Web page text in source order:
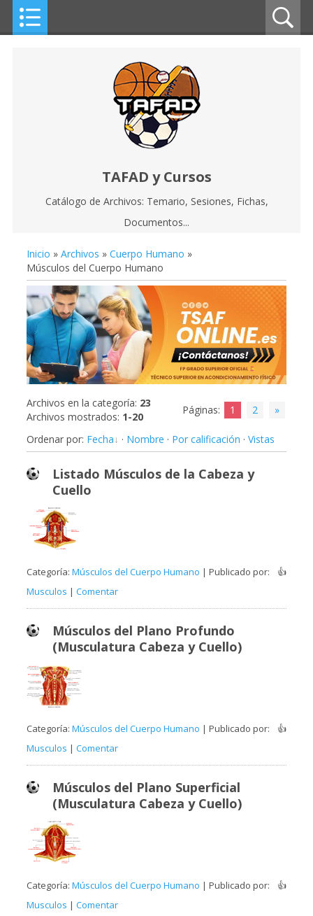
TAFAD y Cursos
Catálogo de Archivos: Temario, Sesiones, Fichas,
Documentos...
Inicio » Archivos » Cuerpo Humano »
Músculos del Cuerpo Humano
Archivos en la categoría: 23
Archivos mostrados: 1-20
Páginas: 1 2 »
Ordenar por: Fecha · Nombre · Por calificación · Vistas
Listado Músculos de la Cabeza y
Cuello
👍
Categoría: Músculos del Cuerpo Humano | Publicado por:
Musculos | Comentar
Músculos del Plano Profundo
(Musculatura Cabeza y Cuello)
👍
Categoría: Músculos del Cuerpo Humano | Publicado por:
Musculos | Comentar
Músculos del Plano Superficial
(Musculatura Cabeza y Cuello)
👍
Categoría: Músculos del Cuerpo Humano | Publicado por:
Musculos | Comentar